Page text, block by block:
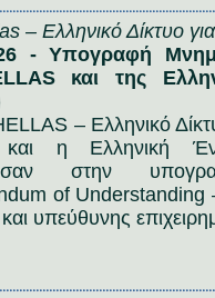
– Ελληνικό Δίκτυο
- Υπογραφή
και της
– Ελληνικό
η Ελληνική
στην
of Understanding
υπεύθυνης